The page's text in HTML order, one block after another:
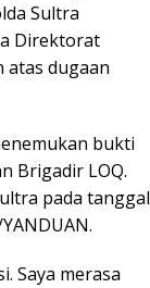
Sultra
Direktorat
atas dugaan
bukti
Brigadir LOQ.
pada tanggal
Saya merasa